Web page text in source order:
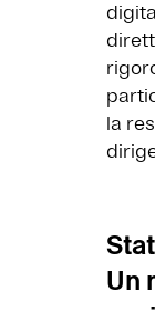
la
Un